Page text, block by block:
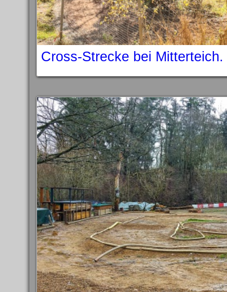
Cross-Strecke bei Mitterteich.